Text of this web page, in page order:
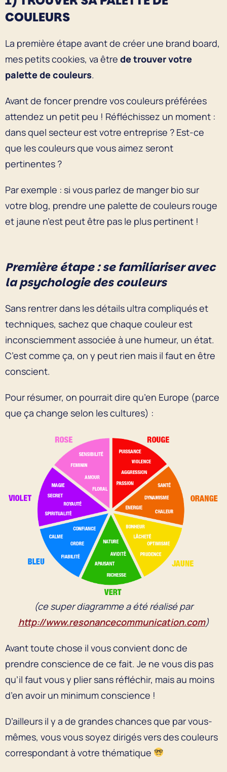
COULEURS
La première étape avant de créer une brand board,
mes petits cookies, va être de trouver votre
palette de couleurs.
Avant de foncer prendre vos couleurs préférées
attendez un petit peu ! Réfléchissez un moment :
dans quel secteur est votre entreprise ? Est-ce
que les couleurs que vous aimez seront
pertinentes ?
Par exemple : si vous parlez de manger bio sur
votre blog, prendre une palette de couleurs rouge
et jaune n’est peut être pas le plus pertinent !
Première étape : se familiariser avec
la psychologie des couleurs
Sans rentrer dans les détails ultra compliqués et
techniques, sachez que chaque couleur est
inconsciemment associée à une humeur, un état.
C’est comme ça, on y peut rien mais il faut en être
conscient.
Pour résumer, on pourrait dire qu’en Europe (parce
que ça change selon les cultures) :
(ce super diagramme a été réalisé par
http://www.resonancecommunication.com)
Avant toute chose il vous convient donc de
prendre conscience de ce fait. Je ne vous dis pas
qu’il faut vous y plier sans réfléchir, mais au moins
d’en avoir un minimum conscience !
D’ailleurs il y a de grandes chances que par vous-
mêmes, vous vous soyez dirigés vers des couleurs
correspondant à votre thématique